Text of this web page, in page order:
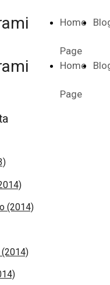
Home
Page
Home
Page
(2014)